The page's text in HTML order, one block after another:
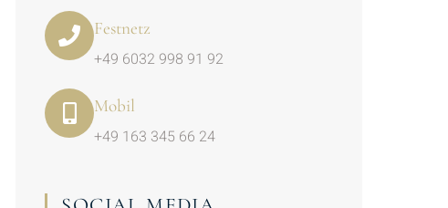
Festnetz
+49 6032 998 91 92
Mobil
+49 163 345 66 24